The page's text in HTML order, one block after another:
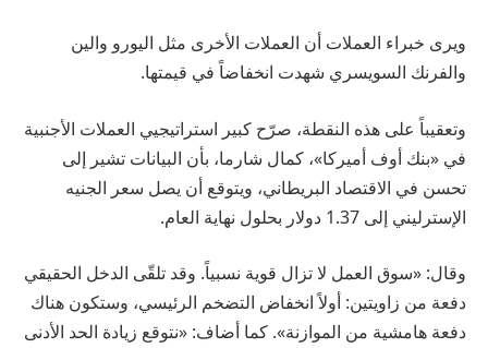
ويرى خبراء العملات أن العملات الأخرى مثل اليورو والين
والفرنك السويسري شهدت انخفاضاً في قيمتها.
وتعقيباً على هذه النقطة، صرّح كبير استراتيجيي العملات الأجنبية
في «بنك أوف أميركا»، كمال شارما، بأن البيانات تشير إلى
تحسن في الاقتصاد البريطاني، ويتوقع أن يصل سعر الجنيه
الإسترليني إلى 1.37 دولار بحلول نهاية العام.
وقال: «سوق العمل لا تزال قوية نسبياً. وقد تلقّى الدخل الحقيقي
دفعة من زاويتين: أولاً انخفاض التضخم الرئيسي، وستكون هناك
دفعة هامشية من الموازنة». كما أضاف: «نتوقع زيادة الحد الأدنى